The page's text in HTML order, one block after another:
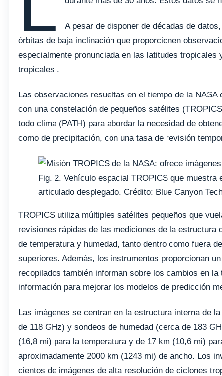
A pesar de disponer de décadas de
órbitas de baja inclinación que proporcionen
especialmente pronunciada en las latitudes
tropicales .
Las observaciones resueltas en el tiempo de la
con una constelación de pequeños satélites
todo clima (PATH) para abordar la necesidad de
como de precipitación, con una tasa de revisión
Fig. 2. Vehículo espacial TROPICS que
articulado desplegado. Crédito: Blue Canyon
TROPICS utiliza múltiples satélites pequeños que
revisiones rápidas de las mediciones de la
de temperatura y humedad, tanto dentro como fuera
superiores. Además, los instrumentos proporcionan
recopilados también informan sobre los cambios en
información para mejorar los modelos de predicción
Las imágenes se centran en la estructura interna de
de 118 GHz) y sondeos de humedad (cerca de 183
(16,8 mi) para la temperatura y de 17 km (10,6 mi)
aproximadamente 2000 km (1243 mi) de ancho. Los
cientos de imágenes de alta resolución de ciclones